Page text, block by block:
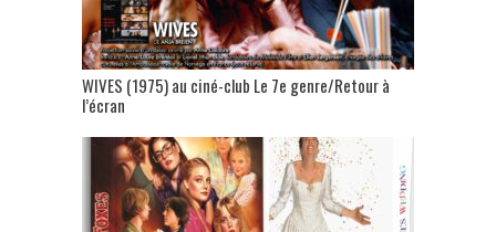
WIVES (1975) au ciné-club Le 7e genre/Retour à
l’écran